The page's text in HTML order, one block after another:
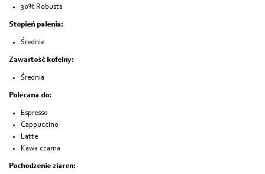
30% Robusta
Stopień palenia:
Średnie
Zawartość kofeiny:
Średnia
Polecana do:
Espresso
Cappuccino
Latte
Kawa czarna
Pochodzenie ziaren: